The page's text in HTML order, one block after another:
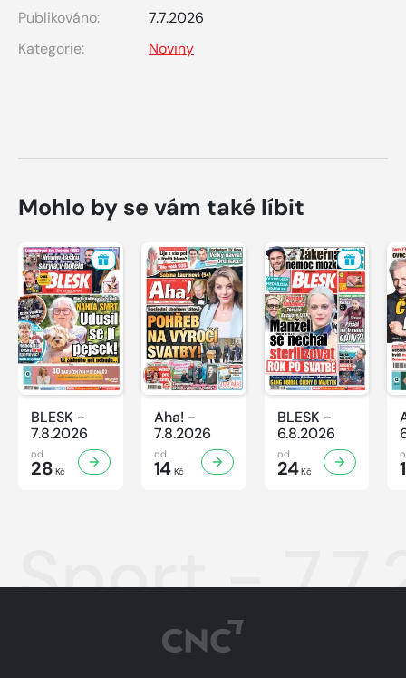
Publikováno:
7.7.2026
Kategorie:
Noviny
Mohlo by se vám také líbit
BLESK -
7.8.2026
od
28 Kč
Aha! -
7.8.2026
od
14Kč
BLESK -
6.8.2026
od
24Kč
Sport -